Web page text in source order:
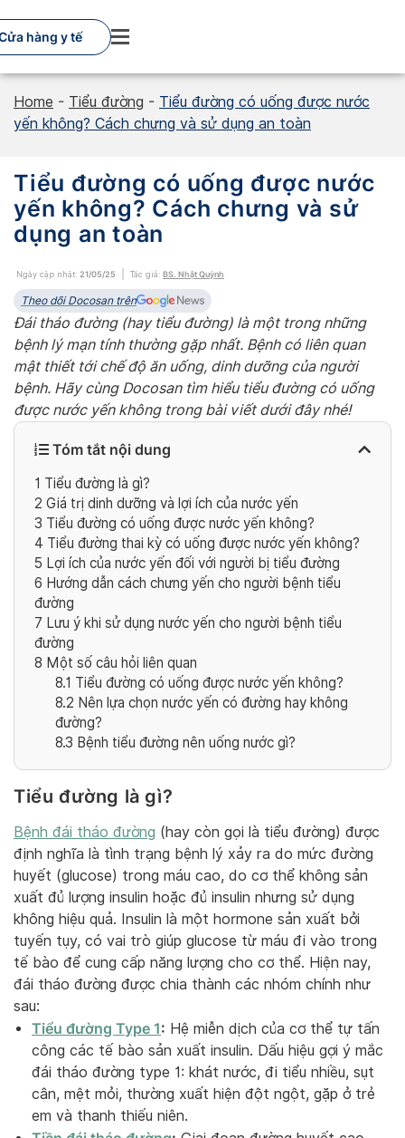
to
content
hàng y tế
Home - Tiểu đường - Tiểu đường có uống được nước
yến không? Cách chưng và sử dụng an toàn
Tiểu đường có uống được nước
yến không? Cách chưng và sử
dụng an toàn
Ngày cập nhật: 21/05/25 Tác giả: BS. Nhật Quỳnh
Theo dõi Docosan trên
Đái tháo đường (hay tiểu đường) là một trong những
bệnh lý mạn tính thường gặp nhất. Bệnh có liên quan
mật thiết tới chế độ ăn uống, dinh dưỡng của người
bệnh. Hãy cùng Docosan tìm hiểu tiểu đường có uống
được nước yến không trong bài viết dưới đây nhé!
Tóm tắt nội dung
1 Tiểu đường là gì?
2 Giá trị dinh dưỡng và lợi ích của nước yến
3 Tiểu đường có uống được nước yến không?
4 Tiểu đường thai kỳ có uống được nước yến không?
5 Lợi ích của nước yến đối với người bị tiểu đường
6 Hướng dẫn cách chưng yến cho người bệnh tiểu
đường
7 Lưu ý khi sử dụng nước yến cho người bệnh tiểu
đường
8 Một số câu hỏi liên quan
8.1 Tiểu đường có uống được nước yến không?
8.2 Nên lựa chọn nước yến có đường hay không
đường?
8.3 Bệnh tiểu đường nên uống nước gì?
Tiểu đường là gì?
Bệnh đái tháo đường (hay còn gọi là tiểu đường) được
định nghĩa là tình trạng bệnh lý xảy ra do mức đường
huyết (glucose) trong máu cao, do cơ thể không sản
xuất đủ lượng insulin hoặc đủ insulin nhưng sử dụng
không hiệu quả. Insulin là một hormone sản xuất bởi
tuyến tụy, có vai trò giúp glucose từ máu đi vào trong
tế bào để cung cấp năng lượng cho cơ thể. Hiện nay,
đái tháo đường được chia thành các nhóm chính như
sau:
Tiểu đường Type 1: Hệ miễn dịch của cơ thể tự tấn
công các tế bào sản xuất insulin. Dấu hiệu gợi ý mắc
đái tháo đường type 1: khát nước, đi tiểu nhiều, sụt
cân, mệt mỏi, thường xuất hiện đột ngột, gặp ở trẻ
em và thanh thiếu niên.